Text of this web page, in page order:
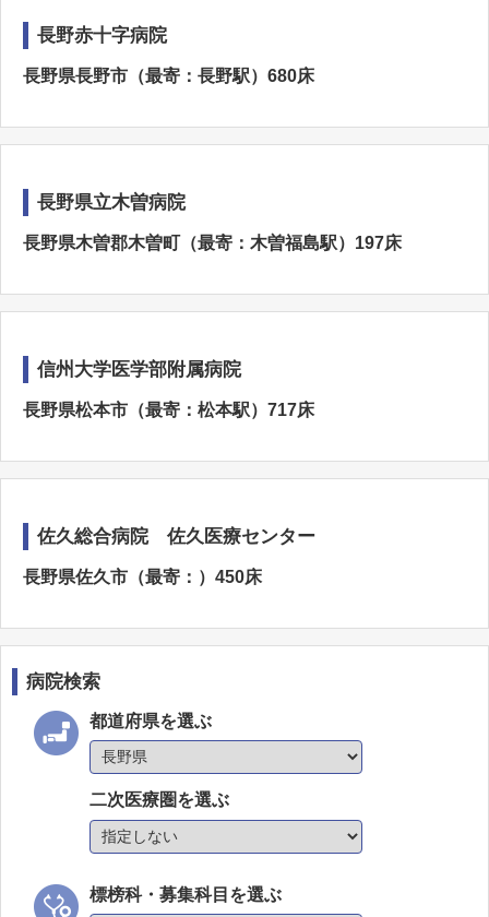
長野赤十字病院
長野県長野市（最寄：長野駅）680床
長野県立木曽病院
長野県木曽郡木曽町（最寄：木曽福島駅）197床
信州大学医学部附属病院
長野県松本市（最寄：松本駅）717床
佐久総合病院 佐久医療センター
長野県佐久市（最寄：）450床
病院検索
都道府県を選ぶ
二次医療圏を選ぶ
標榜科・募集科目を選ぶ